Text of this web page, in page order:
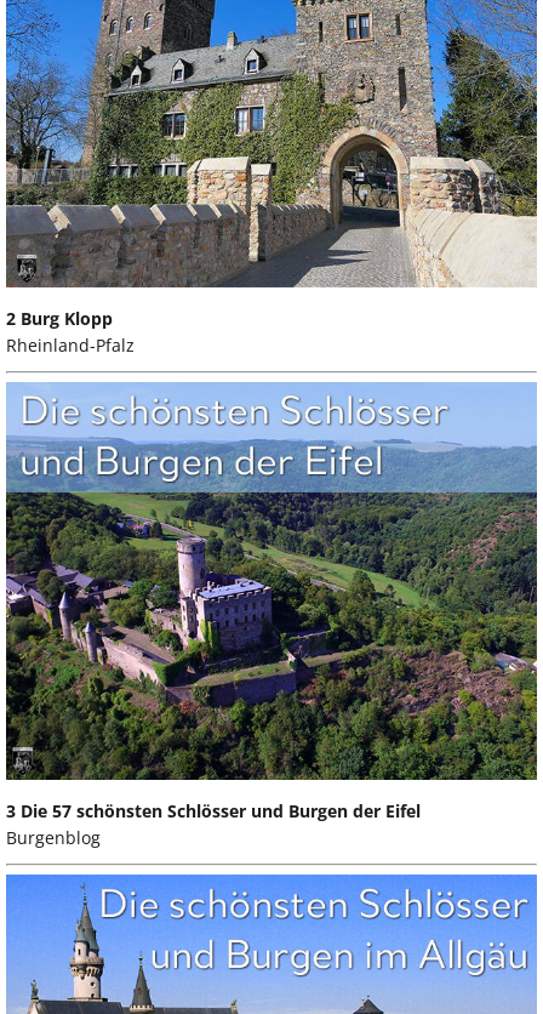
2 Burg Klopp
Rheinland-Pfalz
3 Die 57 schönsten Schlösser und Burgen der Eifel
Burgenblog